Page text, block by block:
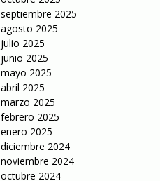
septiembre 2025
agosto 2025
julio 2025
junio 2025
mayo 2025
abril 2025
marzo 2025
febrero 2025
enero 2025
diciembre 2024
noviembre 2024
octubre 2024